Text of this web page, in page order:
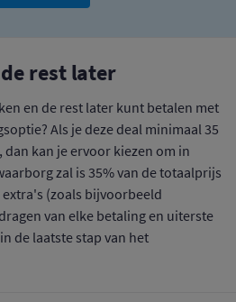
rest later
en de rest later kunt betalen met
Als je deze deal minimaal 35
kan je ervoor kiezen om in
zal is 35% van de totaalprijs
(zoals bijvoorbeeld
van elke betaling en uiterste
de laatste stap van het